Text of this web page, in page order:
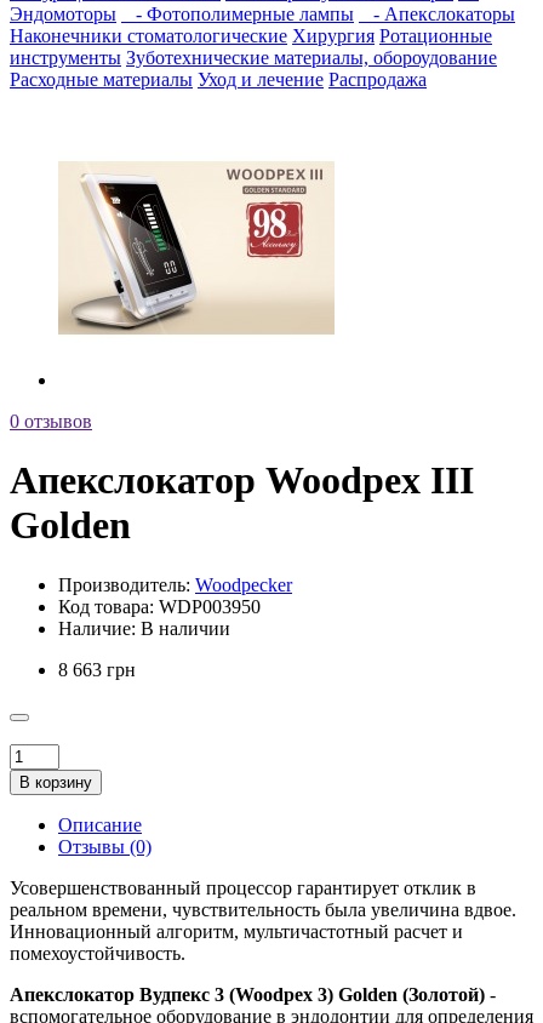
Эндомоторы
- Фотополимерные лампы
- Апекслокаторы
Наконечники стоматологические Хирургия Ротационные
инструменты Зуботехнические материалы, обороудование
Расходные материалы Уход и лечение Распродажа
0 отзывов
Апекслокатор Woodpex III
Golden
Производитель: Woodpecker
Код товара: WDP003950
Наличие: В наличии
8 663 грн
В корзину
Описание
Отзывы (0)
Усовершенствованный процессор гарантирует отклик в
реальном времени, чувствительность была увеличина вдвое.
Инновационный алгоритм, мультичастотный расчет и
помехоустойчивость.
Апекслокатор Вудпекс 3 (Woodpex 3) Golden (Золотой) -
вспомогательное оборудование в эндодонтии для определения